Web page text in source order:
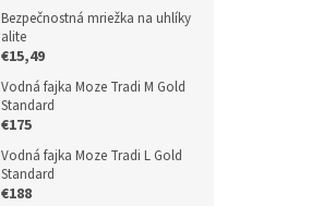
Bezpečnostná mriežka na uhlíky
alite
€15,49
Vodná fajka Moze Tradi M Gold
Standard
€175
Vodná fajka Moze Tradi L Gold
Standard
€188